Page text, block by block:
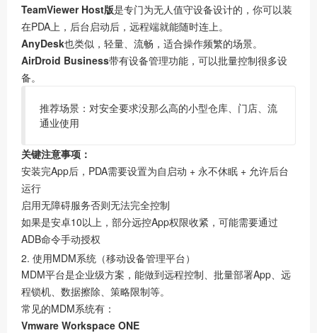
TeamViewer Host版是专门为无人值守设备设计的，你可以装
在PDA上，后台启动后，远程端就能随时连上。
AnyDesk也类似，轻量、流畅，适合操作频繁的场景。
AirDroid Business带有设备管理功能，可以批量控制很多设
备。
推荐场景：对安全要求没那么高的小型仓库、门店、流
通业使用
关键注意事项：
安装完App后，PDA需要设置为自启动 + 永不休眠 + 允许后台
运行
启用无障碍服务否则无法完全控制
如果是安卓10以上，部分远控App权限收紧，可能需要通过
ADB命令手动授权
2. 使用MDM系统（移动设备管理平台）
MDM平台是企业级方案，能做到远程控制、批量部署App、远
程锁机、数据擦除、策略限制等。
常见的MDM系统有：
Vmware Workspace ONE